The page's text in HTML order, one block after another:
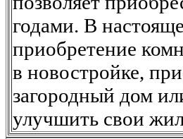
годами. В
приобретение
в новостройке,
загородный дом
улучшить свои